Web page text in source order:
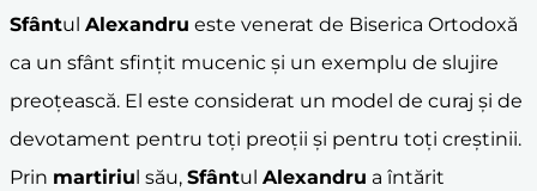
Sfântul Alexandru este venerat de Biserica Ortodoxă
ca un sfânt sfințit mucenic și un exemplu de slujire
preoțească. El este considerat un model de curaj și de
devotament pentru toți preoții și pentru toți creștinii.
Prin martiriul său, Sfântul Alexandru a întărit